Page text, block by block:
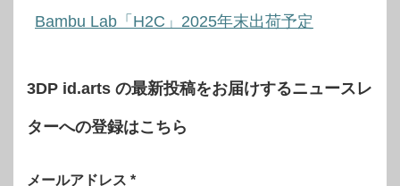
Bambu Lab「H2C」2025年末出荷予定
3DP id.arts の最新投稿をお届けするニュースレ
ターへの登録はこちら
メールアドレス *